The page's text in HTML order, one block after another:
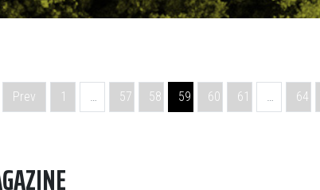
Prev 1 … 57 58 59 60 61 … 64